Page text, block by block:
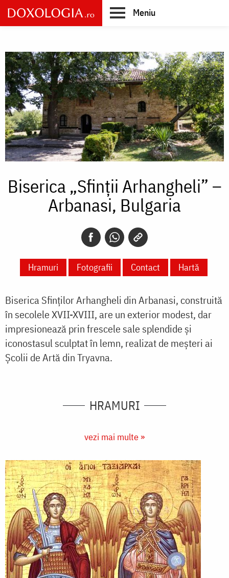
Skip
to
main
Meniu
Biserica „Sfinții Arhangheli” –
Arbanasi, Bulgaria
Hramuri Fotografii Contact Hartă
Biserica Sfinților Arhangheli din Arbanasi, construită
în secolele XVII-XVIII, are un exterior modest, dar
impresionează prin frescele sale splendide și
iconostasul sculptat în lemn, realizat de meșteri ai
Școlii de Artă din Tryavna.
HRAMURI
vezi mai multe »